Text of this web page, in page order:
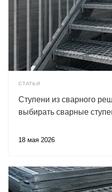
СТАТЬИ
Ступени из сварного
выбирать сварные
18 мая 2026